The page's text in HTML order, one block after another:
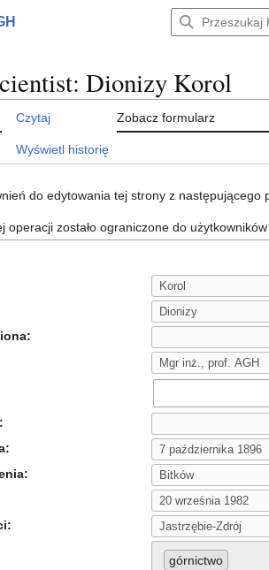
Dionizy Korol
Czytaj Zobacz formularz
Wyświetl historię
do edytowania tej strony z następującego
operacji zostało ograniczone do
górnictwo